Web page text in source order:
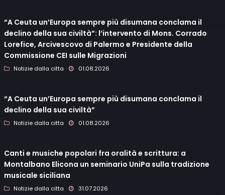
“A Ceuta un’Europa sempre più disumana conclama il
declino della sua civiltà”: l’intervento di Mons. Corrado
Lorefice, Arcivescovo di Palermo e Presidente della
Commissione CEI sulle Migrazioni
Notizie dalla citta 01.08.2026
“A Ceuta un’Europa sempre più disumana conclama il
declino della sua civiltà”
Notizie dalla citta 01.08.2026
Canti e musiche popolari fra oralità e scrittura: a
Montalbano Elicona un seminario UniPa sulla tradizione
musicale siciliana
Notizie dalla citta 31.07.2026